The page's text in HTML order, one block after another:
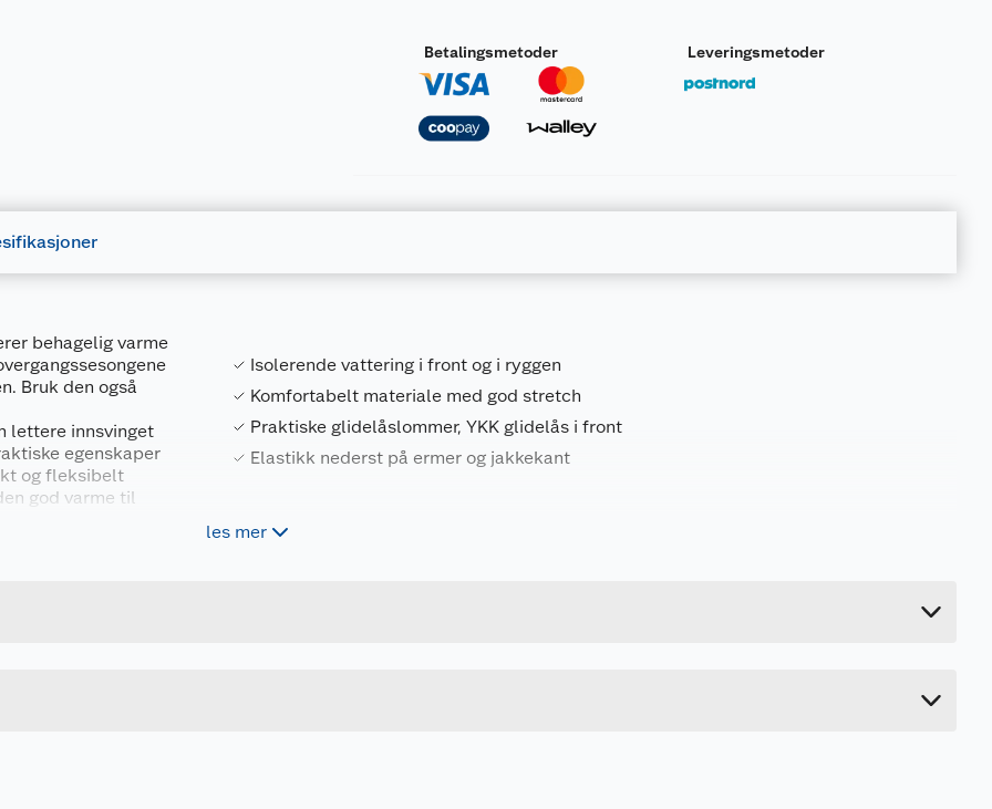
Betalingsmetoder Leveringsmetoder
behagelig varme
Bruk den også
lettere innsvinget
egenskaper
og fleksibelt
god varme til
med på holde
ved en rekke
Isolerende vattering i front og i ryggen
Komfortabelt materiale med god stretch
Praktiske glidelåslommer, YKK glidelås i front
Elastikk nederst på ermer og jakkekant
les merForpakningsmål